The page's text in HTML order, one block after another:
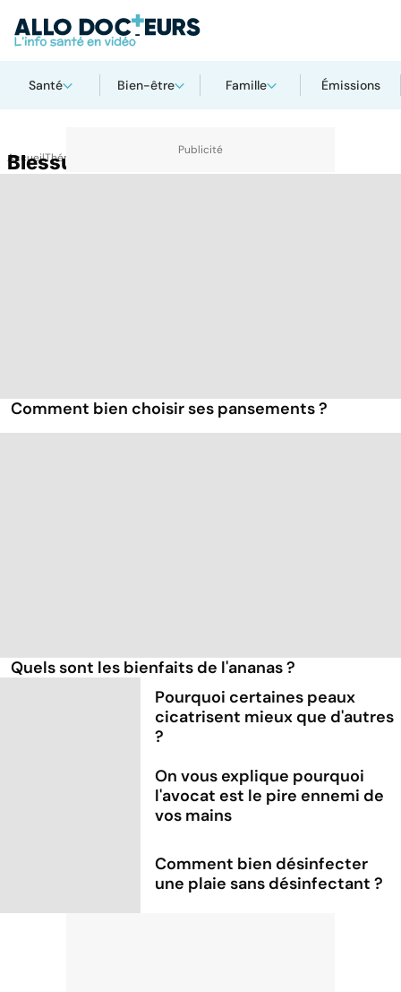
Santé Bien-être Famille Émissions
AccueilThématiques
Blessure
Comment bien choisir ses pansements ?
Quels sont les bienfaits de l'ananas ?
Pourquoi certaines peaux
cicatrisent mieux que d'autres
?
On vous explique pourquoi
l'avocat est le pire ennemi de
vos mains
Comment bien désinfecter
une plaie sans désinfectant ?